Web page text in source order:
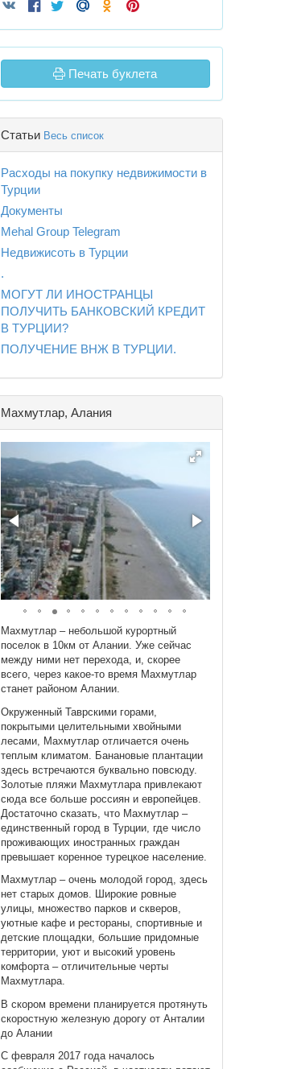
Печать буклета
Статьи Весь список
Расходы на покупку недвижимости в
Турции
Документы
Mehal Group Telegram
Недвижисоть в Турции
.
МОГУТ ЛИ ИНОСТРАНЦЫ
ПОЛУЧИТЬ БАНКОВСКИЙ КРЕДИТ
В ТУРЦИИ?
ПОЛУЧЕНИЕ ВНЖ В ТУРЦИИ.
Махмутлар, Алания
Махмутлар – небольшой курортный
поселок в 10км от Алании. Уже сейчас
между ними нет перехода, и, скорее
всего, через какое-то время Махмутлар
станет районом Алании.
Окруженный Таврскими горами,
покрытыми целительными хвойными
лесами, Махмутлар отличается очень
теплым климатом. Банановые плантации
здесь встречаются буквально повсюду.
Золотые пляжи Махмутлара привлекают
сюда все больше россиян и европейцев.
Достаточно сказать, что Махмутлар –
единственный город в Турции, где число
проживающих иностранных граждан
превышает коренное турецкое население.
Махмутлар – очень молодой город, здесь
нет старых домов. Широкие ровные
улицы, множество парков и скверов,
уютные кафе и рестораны, спортивные и
детские площадки, большие придомные
территории, уют и высокий уровень
комфорта – отличительные черты
Махмутлара.
В скором времени планируется протянуть
скоростную железную дорогу от Анталии
до Алании
С февраля 2017 года началось